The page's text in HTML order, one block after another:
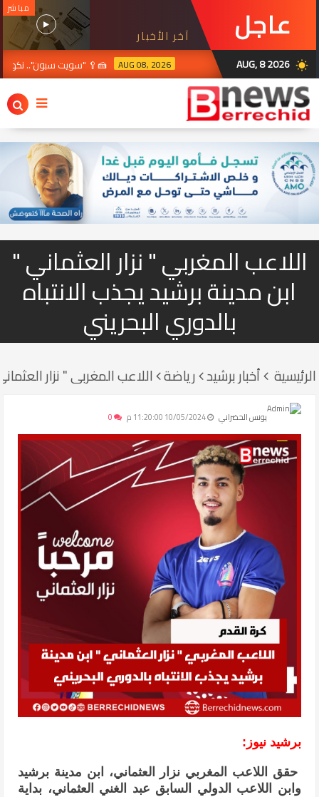
عاجل آخر الأخبار
مباشر
wb_sunny
AUG, 8 2026
AUG 08, 2026
🍰🥄 "سويت سبون".. نكهة
.. انطلاق مشروع مُهيكل لتجديد قنوات الماء الصالح للشرب وتصريف المياه العادمة
اللاعب المغربي " نزار العثماني "
ابن مدينة برشيد يجذب الانتباه
بالدوري البحريني
الرئيسية أخبار برشيد رياضة اللاعب المغربي " نزار
يونس الحضراني 10/05/2024 11:20:00 م
برشيد نيوز:
حقق اللاعب المغربي نزار العثماني، ابن مدينة برشيد
وابن اللاعب الدولي السابق عبد الغني العثماني، بداية